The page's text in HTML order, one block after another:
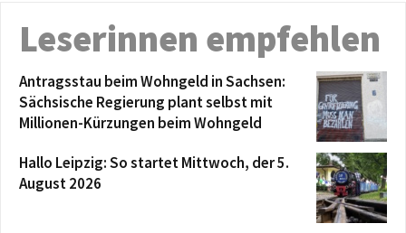
Leserinnen empfehlen
Antragsstau beim Wohngeld in Sachsen:
Sächsische Regierung plant selbst mit
Millionen-Kürzungen beim Wohngeld
Hallo Leipzig: So startet Mittwoch, der 5.
August 2026